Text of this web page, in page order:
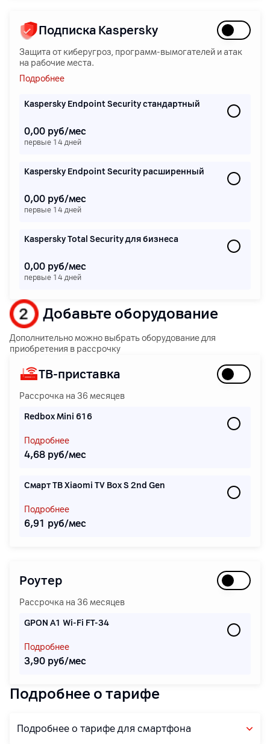
Подписка Kaspersky
Защита от киберугроз, программ-вымогателей и атак
на рабочие места.
Подробнее
Kaspersky Endpoint Security стандартный
0,00 руб/мес
первые 14 дней
Kaspersky Endpoint Security расширенный
0,00 руб/мес
первые 14 дней
Kaspersky Total Security для бизнеса
0,00 руб/мес
первые 14 дней
Добавьте оборудование
Дополнительно можно выбрать оборудование для
приобретения в рассрочку
ТВ-приставка
Рассрочка на 36 месяцев
Redbox Mini 616
Подробнее
4,68 руб/мес
Смарт ТВ Xiaomi TV Box S 2nd Gen
Подробнее
6,91 руб/мес
Роутер
Рассрочка на 36 месяцев
GPON А1 Wi-Fi FT-34
Подробнее
3,90 руб/мес
Подробнее о тарифе
Подробнее о тарифе для смартфона